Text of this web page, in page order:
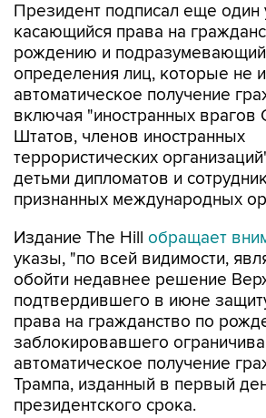
Президент подписал еще один
касающийся права на
рождению и
определения лиц, которые не
автоматическое получение
включая "иностранных врагов
Штатов, членов иностранных
террористических
детьми дипломатов и
признанных международных
Издание The Hill обращает
указы, "по всей видимости,
обойти недавнее решение
подтвердившего в июне
права на гражданство по
заблокировавшего
автоматическое получение
Трампа, изданный в первый
президентского срока.